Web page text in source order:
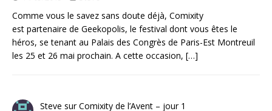
Comme vous le savez sans doute déjà, Comixity
est partenaire de Geekopolis, le festival dont vous êtes le
héros, se tenant au Palais des Congrès de Paris-Est Montreuil
les 25 et 26 mai prochain. A cette occasion, […]
Steve surComixity de l’Avent – jour 1